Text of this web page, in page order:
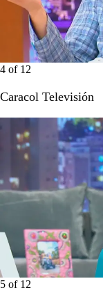
4 of 12
Caracol Televisión
5 of 12